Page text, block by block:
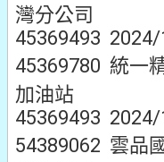
灣分公司
45369493 2024/
45369780 統一
加油站
45369493
54389062 雲品